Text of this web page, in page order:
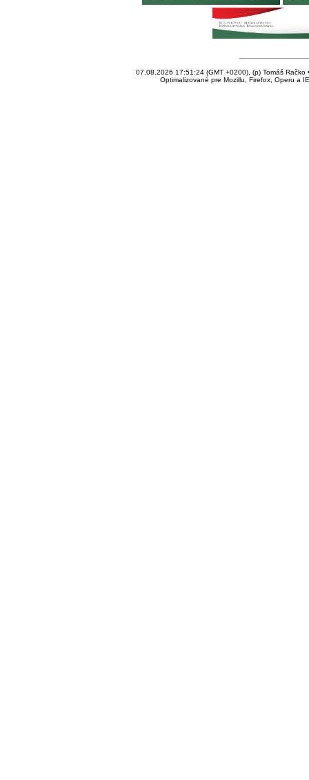
07.08.2026 17:51:24 (GMT +0200), (p) Tomáš Račko
Optimalizované pre Mozillu, Firefox, Operu a